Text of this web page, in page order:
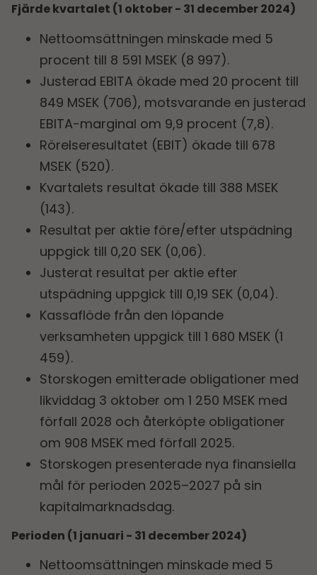
Fjärde kvartalet (1 oktober - 31 december 2024)
Nettoomsättningen minskade med 5
procent till 8 591 MSEK (8 997).
Justerad EBITA ökade med 20 procent till
849 MSEK (706), motsvarande en justerad
EBITA-marginal om 9,9 procent (7,8).
Rörelseresultatet (EBIT) ökade till 678
MSEK (520).
Kvartalets resultat ökade till 388 MSEK
(143).
Resultat per aktie före/efter utspädning
uppgick till 0,20 SEK (0,06).
Justerat resultat per aktie efter
utspädning uppgick till 0,19 SEK (0,04).
Kassaflöde från den löpande
verksamheten uppgick till 1 680 MSEK (1
459).
Storskogen emitterade obligationer med
likviddag 3 oktober om 1 250 MSEK med
förfall 2028 och återköpte obligationer
om 908 MSEK med förfall 2025.
Storskogen presenterade nya finansiella
mål för perioden 2025–2027 på sin
kapitalmarknadsdag.
Perioden (1 januari - 31 december 2024)
Nettoomsättningen minskade med 5